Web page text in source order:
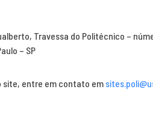
Travessa do Politécnico –
– SP
site, entre em contato em